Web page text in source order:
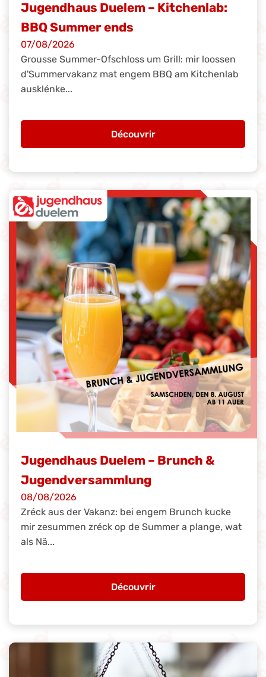
Jugendhaus Duelem – Kitchenlab:
BBQ Summer ends
07/08/2026
Grousse Summer-Ofschloss um Grill: mir loossen
d'Summervakanz mat engem BBQ am Kitchenlab
ausklénke...
Découvrir
Jugendhaus Duelem – Brunch &
Jugendversammlung
08/08/2026
Zréck aus der Vakanz: bei engem Brunch kucke
mir zesummen zréck op de Summer a plange, wat
als Nä...
Découvrir